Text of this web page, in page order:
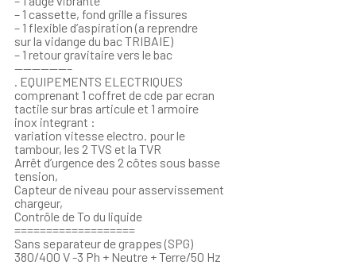
– 1 cassette, fond grille a fissures
– 1 flexible d’aspiration (a reprendre
sur la vidange du bac TRIBAIE)
– 1 retour gravitaire vers le bac
——————–
. EQUIPEMENTS ELECTRIQUES
comprenant 1 coffret de cde par ecran
tactile sur bras articule et 1 armoire
inox integrant :
variation vitesse electro. pour le
tambour, les 2 TVS et la TVR
Arrêt d’urgence des 2 côtes sous basse
tension,
Capteur de niveau pour asservissement
chargeur,
Contrôle de To du liquide
===================
Sans separateur de grappes (SPG)
380/400 V -3 Ph + Neutre + Terre/50 Hz